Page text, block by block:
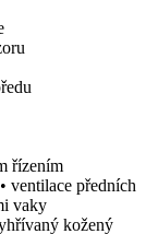
řízením
ventilace předních
vaky
kožený